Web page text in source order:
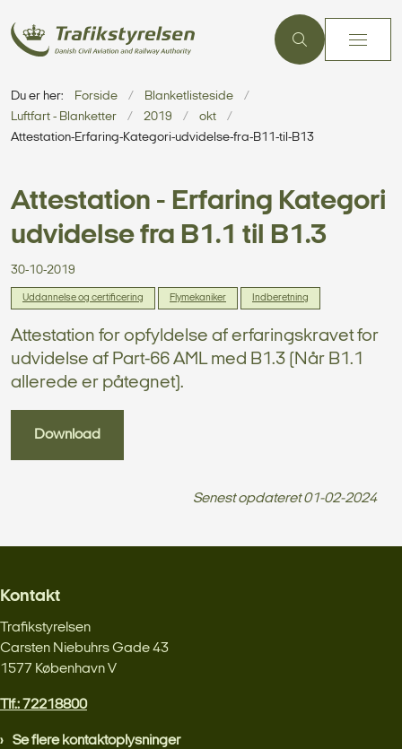
Du er her: Forside
Blanketlisteside
Luftfart - Blanketter
2019
okt
Attestation-Erfaring-Kategori-udvidelse-fra-B11-til-B13
Attestation - Erfaring Kategori
udvidelse fra B1.1 til B1.3
30-10-2019
Uddannelse og certificering Flymekaniker Indberetning
Attestation for opfyldelse af erfaringskravet for
udvidelse af Part-66 AML med B1.3 (Når B1.1
allerede er påtegnet).
Download
Senest opdateret01-02-2024
Kontakt
Trafikstyrelsen
Carsten Niebuhrs Gade 43
1577 København V
Tlf.: 72218800
Se flere kontaktoplysninger